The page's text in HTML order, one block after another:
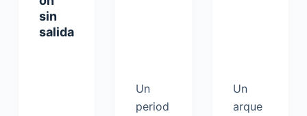
sin
salida
Un
period
Un
arque